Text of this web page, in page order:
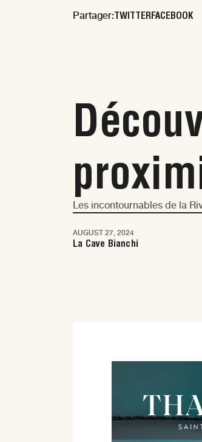
Partager:TWITTERFACEBOOK
Les incontournables de la
Nice
AUGUST 27, 2024
La Cave Bianchi